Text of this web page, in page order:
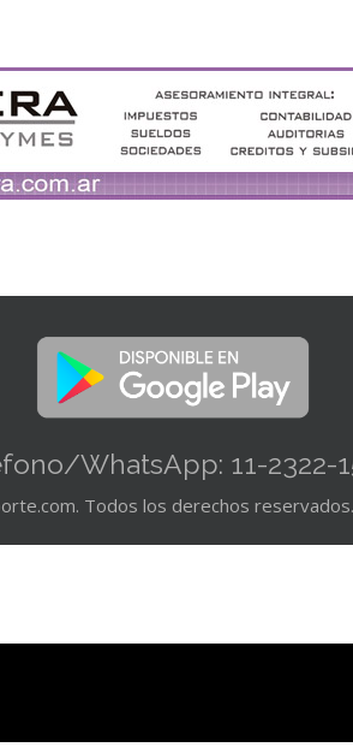
WhatsApp: 11-2322-
Todos los derechos reservados.